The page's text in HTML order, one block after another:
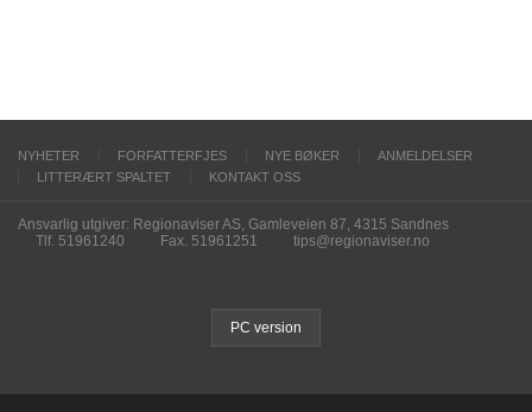
NYHETER FORFATTERFJES NYE BØKER
ANMELDELSER
LITTERÆRT SPALTET
KONTAKT OSS
Ansvarlig utgiver: Regionaviser AS, Gamleveien 87, 4315 Sandnes
Tlf. 51961240
Fax. 51961251 tips@regionaviser.no
PC version